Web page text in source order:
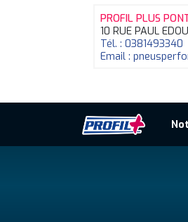
PROFIL PLUS
10 RUE PAUL
Tél. : 0381493340
Email :